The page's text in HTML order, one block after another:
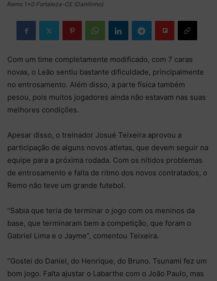
Remo 1x0 Fortaleza-CE (Danilinho)
Com um time completamente modificado, com 7 caras
novas, o Leão sentiu bastante dificuldade, principalmente
no entrosamento. Além disso, a parte física também
pesou, pois muitos jogadores ainda não estavam nas suas
melhores condições.
Apesar disso, o treinador Josué Teixeira aprovou a
participação de alguns novos atletas, que devem seguir na
equipe para a próxima rodada. Com os nítidos problemas
de entrosamento e falta de ritmo dos novos contratados, o
Remo não teve um grande futebol.
“Sabia que teria de terminar o jogo com os meninos da
base, que terminaram bem a competição, que foram o
Gabriel Lima e o Jayme”, comentou Teixeira.
“Gostei do Daniel, do Henrique, do Bruno. Tsunami fez um
bom jogo. Falta ajustar o Labarthe com o João Paulo, mas